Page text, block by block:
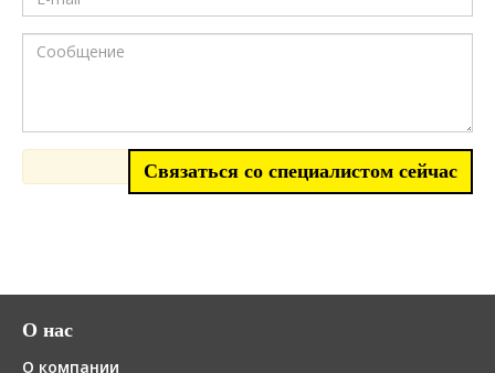
О нас
О компании